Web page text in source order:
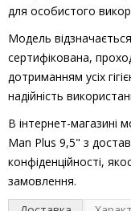
для особистого
Модель
сертифікована,
дотриманням усіх
надійність
В інтернет-магазині
Man Plus 9,5" з
конфіденційності,
замовлення.